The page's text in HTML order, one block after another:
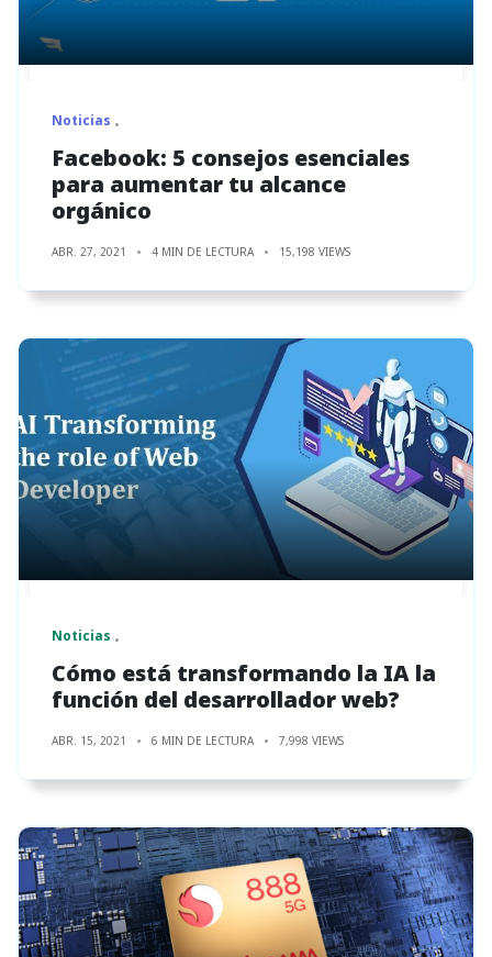
Noticias
Facebook: 5 consejos esenciales
para aumentar tu alcance
orgánico
ABR. 27, 2021 4 MIN DE LECTURA 15,198 VIEWS
Noticias
Cómo está transformando la IA la
función del desarrollador web?
ABR. 15, 2021 6 MIN DE LECTURA 7,998 VIEWS